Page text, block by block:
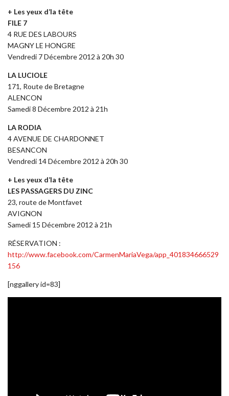
+ Les yeux d’la tête
FILE 7
4 RUE DES LABOURS
MAGNY LE HONGRE
Vendredi 7 Décembre 2012 à 20h 30
LA LUCIOLE
171, Route de Bretagne
ALENCON
Samedi 8 Décembre 2012 à 21h
LA RODIA
4 AVENUE DE CHARDONNET
BESANCON
Vendredi 14 Décembre 2012 à 20h 30
+ Les yeux d’la tête
LES PASSAGERS DU ZINC
23, route de Montfavet
AVIGNON
Samedi 15 Décembre 2012 à 21h
RÉSERVATION :
http://www.facebook.com/CarmenMariaVega/app_401834666529
156
[nggallery id=83]